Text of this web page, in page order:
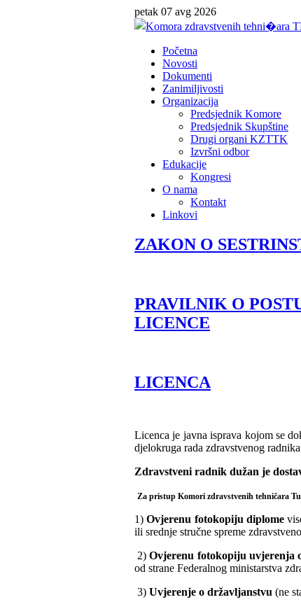
petak 07 avg 2026
Početna
Novosti
Dokumenti
Zanimiljivosti
Organizacija
Predsjednik Komore
Predsjednik Skupštine
Drugi organi KZTTK
Izvršni odbor
Edukacije
Kongresi
O nama
Kontakt
Linkovi
ZAKON O
PRAVILNIK O
LICENCE
LICENCA
Licenca je javna isprava kojom se
djelokruga rada zdravstvenog
Zdravstveni radnik dužan je
Za pristup Komori zdravstvenih tehničara
1)Ovjerenu fotokopiju diplome
ili srednje stručne spreme
2)Ovjerenu fotokopiju uvjerenja
od strane Federalnog ministarstva
3) Uvjerenje o državljanstvu (ne